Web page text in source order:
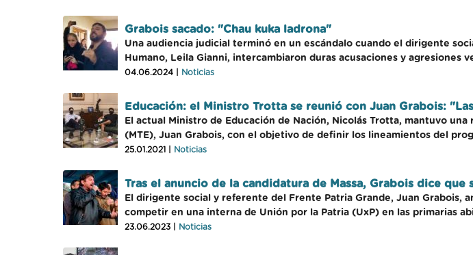
Grabois sacado: "Chau kuka ladrona"
Una audiencia judicial terminó en un escándalo cuando el dirigente
Humano, Leila Gianni, intercambiaron duras acusaciones y agresiones
04.06.2024 | Noticias
Educación: el Ministro Trotta se reunió con Juan Grabois:
El actual Ministro de Educación de Nación, Nicolás Trotta, mantuvo
(MTE), Juan Grabois, con el objetivo de definir los lineamientos del
25.01.2021 | Noticias
Tras el anuncio de la candidatura de Massa, Grabois dice que
El dirigente social y referente del Frente Patria Grande, Juan Grabois,
competir en una interna de Unión por la Patria (UxP) en las primarias
23.06.2023 | Noticias